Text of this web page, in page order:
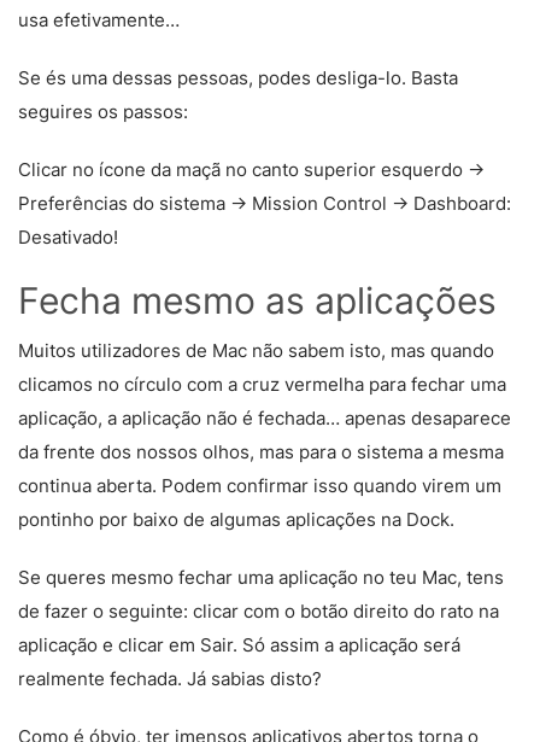
usa efetivamente…
Se és uma dessas pessoas, podes desliga-lo. Basta
seguires os passos:
Clicar no ícone da maçã no canto superior esquerdo ->
Preferências do sistema -> Mission Control -> Dashboard:
Desativado!
Fecha mesmo as aplicações
Muitos utilizadores de Mac não sabem isto, mas quando
clicamos no círculo com a cruz vermelha para fechar uma
aplicação, a aplicação não é fechada… apenas desaparece
da frente dos nossos olhos, mas para o sistema a mesma
continua aberta. Podem confirmar isso quando virem um
pontinho por baixo de algumas aplicações na Dock.
Se queres mesmo fechar uma aplicação no teu Mac, tens
de fazer o seguinte: clicar com o botão direito do rato na
aplicação e clicar em Sair. Só assim a aplicação será
realmente fechada. Já sabias disto?
Como é óbvio, ter imensos aplicativos abertos torna o